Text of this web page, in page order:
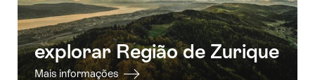
explorar Região de Zurique
Mais informações